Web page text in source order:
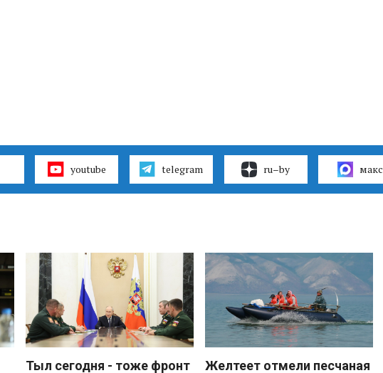
youtube telegram ru–by макс
Тыл сегодня - тоже фронт Желтеет отмели песчаная